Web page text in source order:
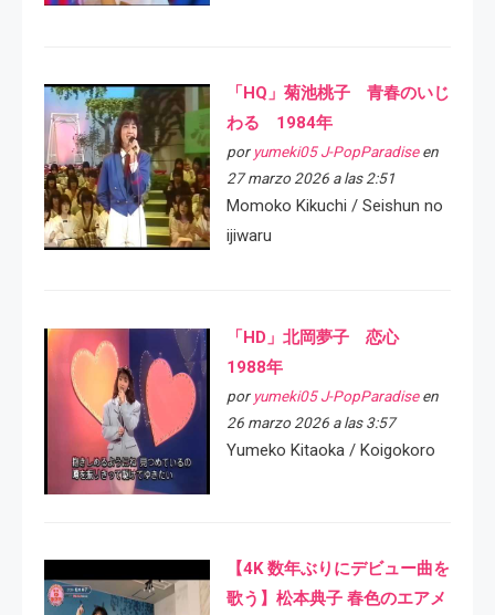
「HQ」菊池桃子 青春のいじ
わる 1984年
por yumeki05 J-PopParadiseen
27 marzo 2026 a las 2:51
Momoko Kikuchi / Seishun no
ijiwaru
「HD」北岡夢子 恋心
1988年
por yumeki05 J-PopParadiseen
26 marzo 2026 a las 3:57
Yumeko Kitaoka / Koigokoro
【4K 数年ぶりにデビュー曲を
歌う】松本典子 春色のエアメ